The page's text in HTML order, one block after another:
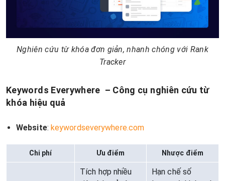
Nghiên cứu từ khóa đơn giản, nhanh chóng với Rank
Tracker
Keywords Everywhere – Công cụ nghiên cứu từ
khóa hiệu quả
Website: keywordseverywhere.com
Chi phí Ưu điểm Nhược điểm
Tích hợp nhiều
Hạn chế số